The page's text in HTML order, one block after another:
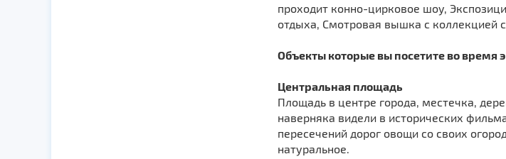
проходит конно-цирковое шоу,
отдыха, Смотровая вышка с коллекцией
Объекты которые вы посетите во время
Центральная площадь
Площадь в центре города, местечка,
наверняка видели в исторических
пересечений дорог овощи со своих
натуральное.